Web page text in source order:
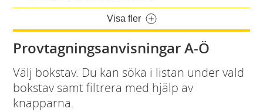
Visa fler
Provtagningsanvisningar A-Ö
Välj bokstav. Du kan söka i listan under vald
bokstav samt filtrera med hjälp av
knapparna.